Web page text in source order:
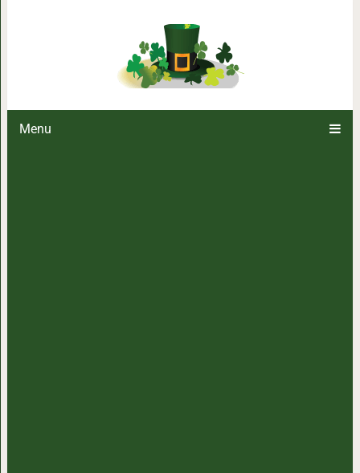
Menu
Человек, который изменяет